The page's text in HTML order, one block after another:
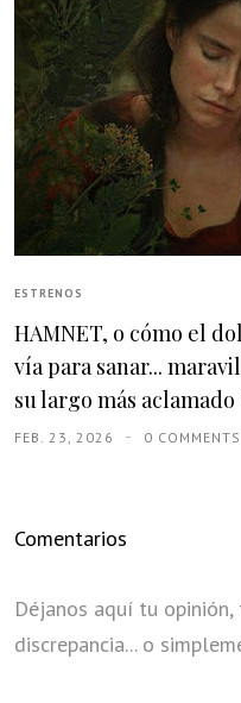
ESTRENOS
HAMNET, o cómo el
vía para sanar...
su largo más
FEB. 23, 2026 0 COMMENTS
Comentarios
Déjanos aquí tu opinión,
discrepancia... o